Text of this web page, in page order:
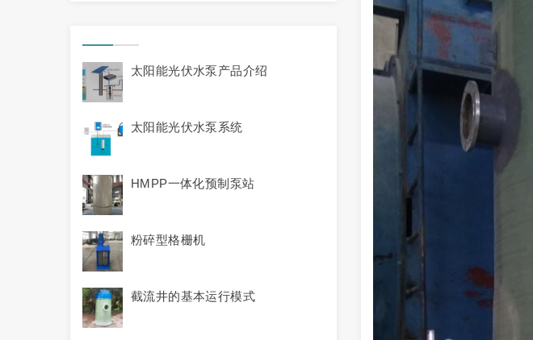
太阳能光伏水泵产品介绍
太阳能光伏水泵系统
HMPP一体化预制泵站
粉碎型格栅机
截流井的基本运行模式